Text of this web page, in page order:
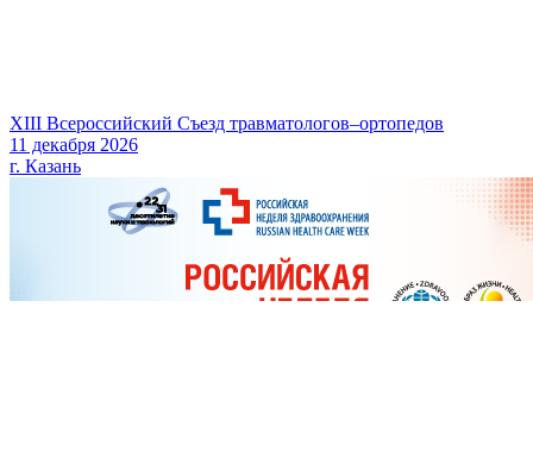
XIII Всероссийский Съезд травматологов–ортопедов
11 декабря 2026
г. Казань